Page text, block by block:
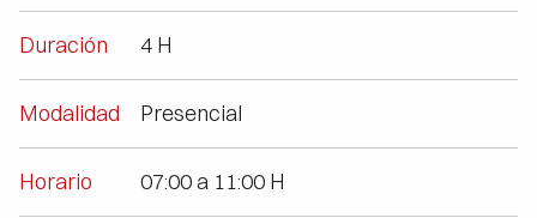
Duración 4 H
Modalidad Presencial
Horario 07:00 a 11:00 H